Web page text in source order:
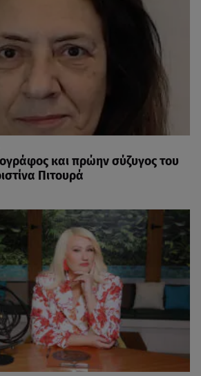
και πρώην σύζυγος του
Πιτουρά